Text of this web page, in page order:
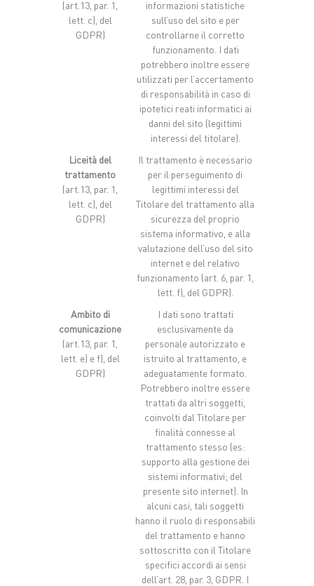
(art.13, par. 1,
lett. c), del
GDPR)
informazioni statistiche
sull’uso del sito e per
controllarne il corretto
funzionamento. I dati
potrebbero inoltre essere
utilizzati per l’accertamento
di responsabilità in caso di
ipotetici reati informatici ai
danni del sito (legittimi
interessi del titolare).
Liceità del
trattamento
(art.13, par. 1,
lett. c), del
GDPR)
Il trattamento è necessario
per il perseguimento di
legittimi interessi del
Titolare del trattamento alla
sicurezza del proprio
sistema informativo, e alla
valutazione dell’uso del sito
internet e del relativo
funzionamento (art. 6, par. 1,
lett. f), del GDPR).
Ambito di
comunicazione
(art.13, par. 1,
lett. e) e f), del
GDPR)
I dati sono trattati
esclusivamente da
personale autorizzato e
istruito al trattamento, e
adeguatamente formato.
Potrebbero inoltre essere
trattati da altri soggetti,
coinvolti dal Titolare per
finalità connesse al
trattamento stesso (es:
supporto alla gestione dei
sistemi informativi; del
presente sito internet). In
alcuni casi, tali soggetti
hanno il ruolo di responsabili
del trattamento e hanno
sottoscritto con il Titolare
specifici accordi ai sensi
dell’art. 28, par. 3, GDPR. I